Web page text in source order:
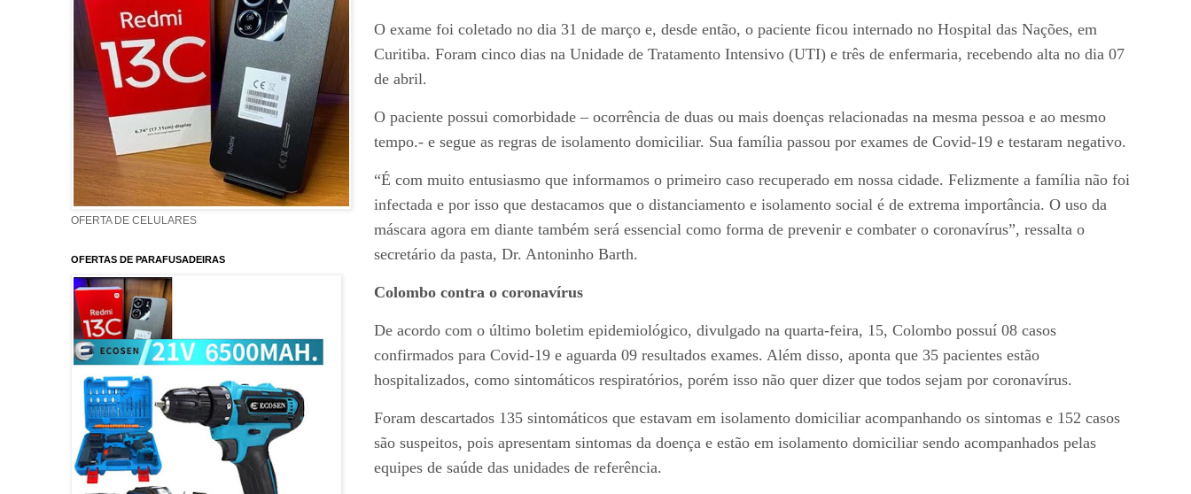
O exame foi coletado no dia 31 de março e, desde então, o paciente ficou internado no Hospital das Nações, em
Curitiba. Foram cinco dias na Unidade de Tratamento Intensivo (UTI) e três de enfermaria, recebendo alta no dia 07
de abril.
O paciente possui comorbidade – ocorrência de duas ou mais doenças relacionadas na mesma pessoa e ao mesmo
tempo.- e segue as regras de isolamento domiciliar. Sua família passou por exames de Covid-19 e testaram negativo.
“É com muito entusiasmo que informamos o primeiro caso recuperado em nossa cidade. Felizmente a família não foi
infectada e por isso que destacamos que o distanciamento e isolamento social é de extrema importância. O uso da
máscara agora em diante também será essencial como forma de prevenir e combater o coronavírus”, ressalta o
secretário da pasta, Dr. Antoninho Barth.
Colombo contra o coronavírus
De acordo com o último boletim epidemiológico, divulgado na quarta-feira, 15, Colombo possuí 08 casos
confirmados para Covid-19 e aguarda 09 resultados exames. Além disso, aponta que 35 pacientes estão
hospitalizados, como sintomáticos respiratórios, porém isso não quer dizer que todos sejam por coronavírus.
Foram descartados 135 sintomáticos que estavam em isolamento domiciliar acompanhando os sintomas e 152 casos
são suspeitos, pois apresentam sintomas da doença e estão em isolamento domiciliar sendo acompanhados pelas
equipes de saúde das unidades de referência.
OFERTA DE CELULARES
OFERTAS DE PARAFUSADEIRAS